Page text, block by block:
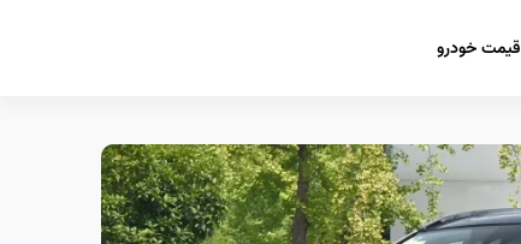
قیمت خودرو